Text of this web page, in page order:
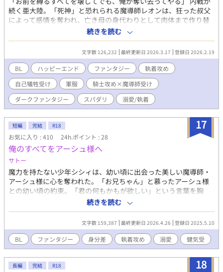
続く亜大陸。「死神」と恐れられる魔導師レオンは、狂った叔父
によって感情を奪われ、亡き母の身代わりとして肉体まで作り替
えられた兵器だった。 叔父の歪んだ支配に縛られ、戦場での死だ
けを願うレオン。だが、宿敵の騎士アルヴィンは、そんな彼を狂
おしい執着で追い詰めていく。 ​執着する叔父の鎖を断ち切り、死
神の衣を剥ぎ取ったとき。二人は戦火よりも熱く、狂おしい愛欲
の沼へと堕ちていく――。 ------------------------------------ ■普段は
BLを愛する絵描きとして活動していますが、漫画だけでは描きき
れない膨大な妄想を形にするため、AIをパートナーに迎えて小説
という形で執筆しました。表紙や挿絵は自作となります。 ■全12
万文字（全37話予定）、執筆完了済み・毎日22時（完結まで毎日
官能描写が含まれるエピソードには、タイトル末尾に（R）を表
記しております。 ■挿絵があるページはタイトル後に(絵)を表記
しています。 【追記】2026/03/17に完結いたしました。今後は番
外編やスピンオフを投稿予定です。お付き合いいただきありがと
うございました！
続きを読む
文字数 126,232 最終更新日 2026.3.17 登録日 2026.2.19
BL ハッピーエンド ファンタジー
執着攻め
自己犠牲受け
軍服
騎士攻め×魔導師受け
ダークファンタジー
スパダリ 溺愛/執着
17
短編 完結 R18
お気に入り : 410 24h.ポイント : 28
俺のすべてをアーシュ様へ
サトー
魔力を持たない少年シシィは、幼い頃に出会った美しい魔導師・
アーシュ様に心を奪われた。「お兄ちゃん」と慕ったアーシュ様
との幼い頃の約束。「君の何もかもが欲しい」という言葉を胸
に、シシィは今、アーシュ様の屋敷で唯一の使用人として仕えて
いる。 偉大な魔導師として王室に認められ、弟子たちに厳しく魔
術を教えるアーシュ様。しかし、シシィにだけは、子供の頃と変
わらない優しい笑顔を見せる。シシィの願いはアーシュ様の幸
せ、それだけだ。 受けを溺愛する執着カリスマ魔導士攻め(アーシ
ュ)×一途で健気に攻めを思い続けているのに鈍感な受け(シシィ)
※この作品はムーンライトノベルズにも投稿しています。
続きを読む
文字数 159,387 最終更新日 2026.4.26 登録日 2025.5.10
BL ファンタジー 身分差 執着攻め 溺愛 健気受
18
長編 完結 R18